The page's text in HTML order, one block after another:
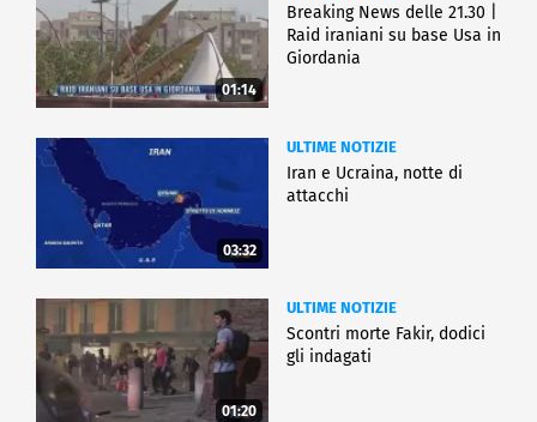
01:14
Breaking News delle 21.30 |
Raid iraniani su base Usa in
Giordania
03:32
ULTIME NOTIZIE
Iran e Ucraina, notte di
attacchi
01:20
ULTIME NOTIZIE
Scontri morte Fakir, dodici
gli indagati